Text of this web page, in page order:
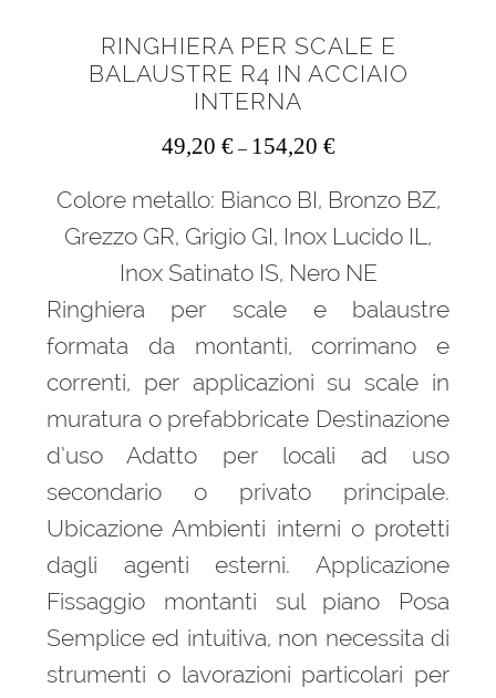
RINGHIERA PER SCALE E
BALAUSTRE R4 IN ACCIAIO
INTERNA
49,20 €– 154,20 €
Colore metallo: Bianco BI, Bronzo BZ,
Grezzo GR, Grigio GI, Inox Lucido IL,
Inox Satinato IS, Nero NE
Ringhiera per scale e balaustre
formata da montanti, corrimano e
correnti, per applicazioni su scale in
muratura o prefabbricate Destinazione
d’uso Adatto per locali ad uso
secondario o privato principale.
Ubicazione Ambienti interni o protetti
dagli agenti esterni. Applicazione
Fissaggio montanti sul piano Posa
Semplice ed intuitiva, non necessita di
strumenti o lavorazioni particolari per